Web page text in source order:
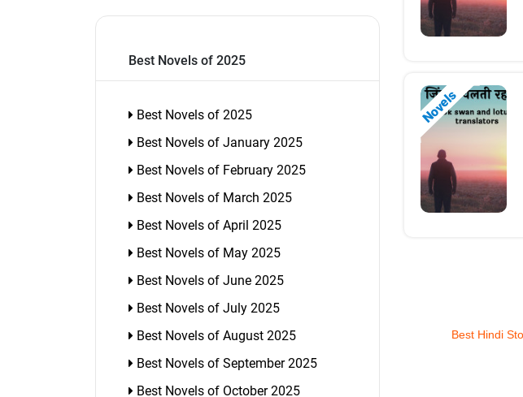
Best Novels of 2025
Best Novels of 2025
Best Novels of January 2025
Best Novels of February 2025
Best Novels of March 2025
Best Novels of April 2025
Best Novels of May 2025
Best Novels of June 2025
Best Novels of July 2025
Best Novels of August 2025
Best Novels of September 2025
Best Novels of October 2025
Novels
Best Hindi